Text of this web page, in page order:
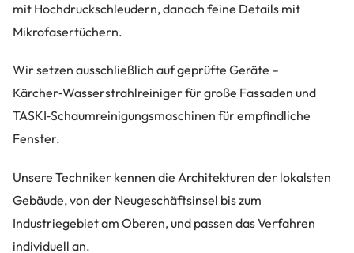
mit Hochdruckschleudern, danach feine Details mit
Mikrofasertüchern.
Wir setzen ausschließlich auf geprüfte Geräte –
Kärcher‑Wasserstrahlreiniger für große Fassaden und
TASKI‑Schaumreinigungsmaschinen für empfindliche
Fenster.
Unsere Techniker kennen die Architekturen der lokalsten
Gebäude, von der Neugeschäftsinsel bis zum
Industriegebiet am Oberen, und passen das Verfahren
individuell an.